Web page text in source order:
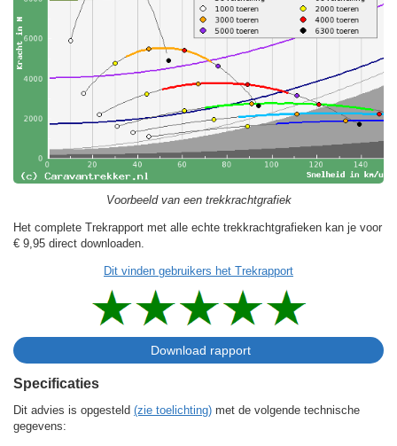
Voorbeeld van een trekkrachtgrafiek
Het complete Trekrapport met alle echte trekkrachtgrafieken kan je voor
€ 9,95 direct downloaden.
Dit vinden gebruikers het Trekrapport
Specificaties
Dit advies is opgesteld (zie toelichting) met de volgende technische
gegevens: